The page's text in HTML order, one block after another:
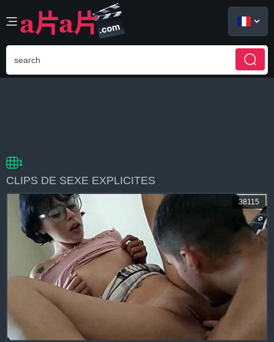
1
CLIPS DE SEXE EXPLICITES
38115